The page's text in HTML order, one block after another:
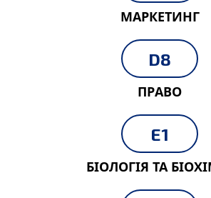
МАРКЕТИНГ
D8
ПРАВО
E1
БІОЛОГІЯ ТА